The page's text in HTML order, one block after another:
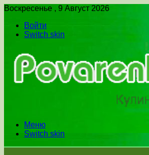
Воскресенье , 9 Август 2026
Войти
Switch skin
Меню
Switch skin